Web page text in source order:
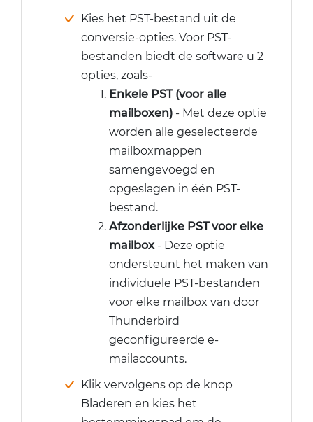
Kies het PST-bestand uit de
conversie-opties. Voor PST-
bestanden biedt de software u 2
opties, zoals-
Enkele PST (voor alle
mailboxen) - Met deze optie
worden alle geselecteerde
mailboxmappen
samengevoegd en
opgeslagen in één PST-
bestand.
Afzonderlijke PST voor elke
mailbox- Deze optie
ondersteunt het maken van
individuele PST-bestanden
voor elke mailbox van door
Thunderbird
geconfigureerde e-
mailaccounts.
Klik vervolgens op de knop
Bladeren en kies het